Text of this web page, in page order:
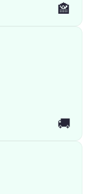
🏤
🚚